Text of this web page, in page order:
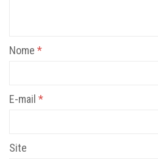
Nome *
E-mail *
Site